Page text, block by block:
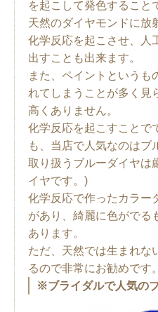
を起こして発色すること
天然のダイヤモンドに放
化学反応を起こさせ、人
出すことも出来ます。
また、ペイントというも
れてしまうことが多く見
高くありません。
化学反応を起こすことで
も、当店で人気なのはブ
取り扱うブルーダイヤは
イヤです。)
化学反応で作ったカラー
があり、綺麗に色がでる
あります。
ただ、天然では生まれな
るので非常にお勧めです。
※ブライダルで人気の